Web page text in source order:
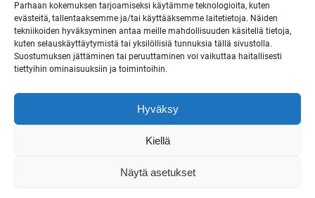
Parhaan kokemuksen tarjoamiseksi käytämme teknologioita, kuten
evästeitä, tallentaaksemme ja/tai käyttääksemme laitetietoja. Näiden
tekniikoiden hyväksyminen antaa meille mahdollisuuden käsitellä tietoja,
kuten selauskäyttäytymistä tai yksilöllisiä tunnuksia tällä sivustolla.
Suostumuksen jättäminen tai peruuttaminen voi vaikuttaa haitallisesti
tiettyihin ominaisuuksiin ja toimintoihin.
Hyväksy
Kiellä
Näytä asetukset
Ruskon yhteystiedot
Virka-ajan ulkopuolella